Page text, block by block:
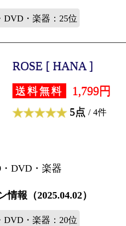
DVD・楽器：25位
ROSE [ HANA ]
送料無料 1,799円
5点 / 4件
DVD・楽器
報（2025.04.02）
DVD・楽器：20位